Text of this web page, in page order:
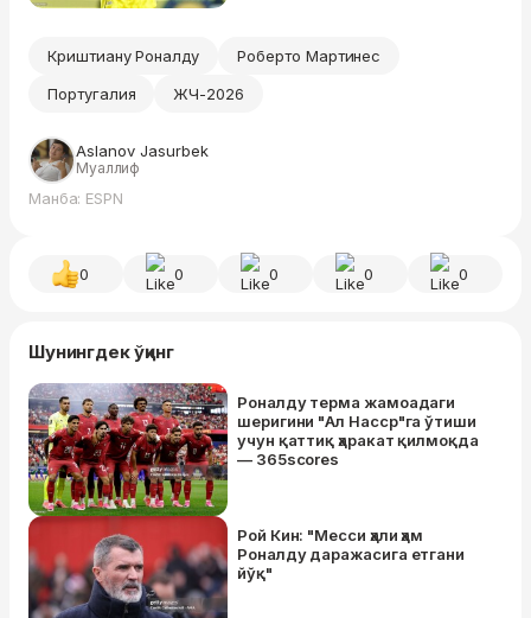
Криштиану Роналду
Роберто Мартинес
Португалия
ЖЧ-2026
Aslanov Jasurbek
Муаллиф
Манба: ESPN
0 0 0 0 0
Шунингдек ўқинг
Роналду терма жамоадаги
шеригини "Ал Наcср"га ўтиши
учун қаттиқ ҳаракат қилмоқда
— 365scores
Рой Кин: "Месси ҳали ҳам
Роналду даражасига етгани
йўқ"